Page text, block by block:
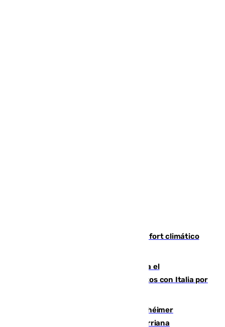
Málaga contabiliza 148 zonas de confort climático
Marlaska notifica a la Unión Europea el
restablecimiento de controles fronterizos con Italia por
Hallan sin vida al granadino con Alzhéimer
desaparecido hace una semana en Churriana